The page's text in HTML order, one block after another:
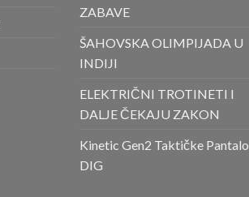
ZABAVE
ŠAHOVSKA OLIMPIJADA U
INDIJI
ELEKTRIČNI TROTINETI I
DALJE ČEKAJU ZAKON
Kinetic Gen2 Taktičke
DIG